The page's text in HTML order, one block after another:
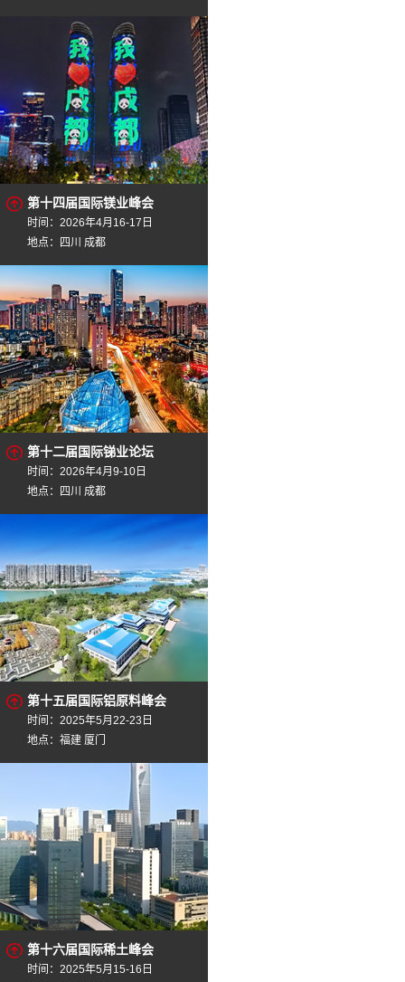
第十四届国际镁业峰会
时间：2026年4月16-17日
地点：四川 成都
第十二届国际锑业论坛
时间：2026年4月9-10日
地点：四川 成都
第十五届国际铝原料峰会
时间：2025年5月22-23日
地点：福建 厦门
第十六届国际稀土峰会
时间：2025年5月15-16日